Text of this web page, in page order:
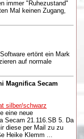
immer "Ruhezustand"
Mal keinen Zugang,
ertönt ein Mark
auf normale
Magnifica Secam
silber/schwarz
eine neue
Secam 21.116.SB 5. Da
diese per Mail zu zu
Heike Klemm ...